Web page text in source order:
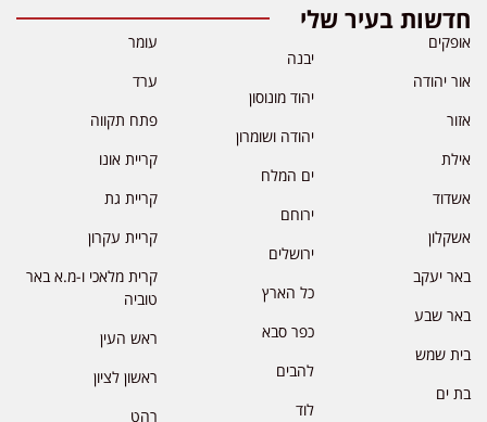
חדשות בעיר שלי
אופקים
אור יהודה
אזור
אילת
אשדוד
אשקלון
באר יעקב
באר שבע
בית שמש
בת ים
יבנה
יהוד מונוסון
יהודה ושומרון
ים המלח
ירוחם
ירושלים
כל הארץ
כפר סבא
להבים
לוד
עומר
ערד
פתח תקווה
קריית אונו
קריית גת
קריית עקרון
קרית מלאכי ו-מ.א באר
טוביה
ראש העין
ראשון לציון
רהט